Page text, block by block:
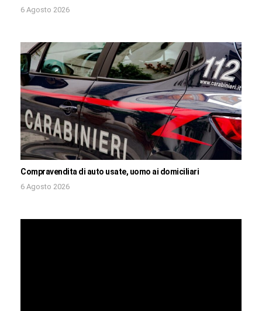
6 Agosto 2026
Compravendita di auto usate, uomo ai domiciliari
6 Agosto 2026